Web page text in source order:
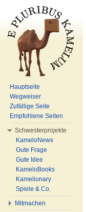
Hauptseite
Wegweiser
Zufällige Seite
Empfohlene Seiten
Schwesterprojekte
KameloNews
Gute Frage
Gute Idee
KameloBooks
Kamelionary
Spiele & Co.
Mitmachen